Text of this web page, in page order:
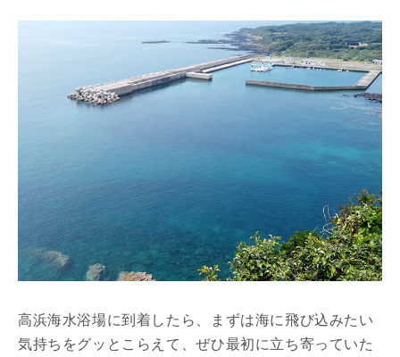
高浜海水浴場に到着したら、まずは海に飛び込みたい
気持ちをグッとこらえて、ぜひ最初に立ち寄っていた